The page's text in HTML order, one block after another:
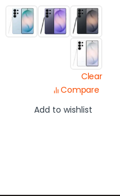
Clear
Compare
Add to wishlist